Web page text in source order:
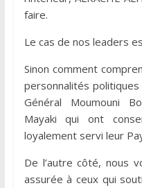
faire.
Le cas de nos leaders
Sinon comment
personnalités
Général Moumouni
Mayaki qui ont
loyalement servi leur
De l’autre côté, nous
assurée à ceux qui